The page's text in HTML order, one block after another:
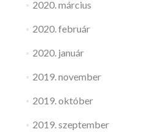
2020. március
2020. február
2020. január
2019. november
2019. október
2019. szeptember